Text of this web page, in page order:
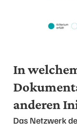
In
anderen
Das Netzwerk